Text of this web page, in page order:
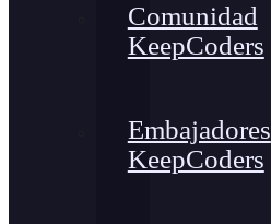
Comunidad
KeepCoders
Embajadores
KeepCoders